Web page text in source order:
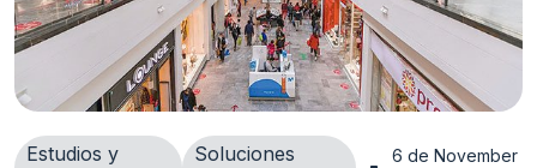
Estudios y
Soluciones
6 de November